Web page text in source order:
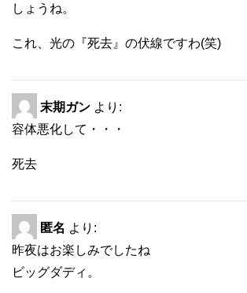
しょうね。
これ、光の『死去』の伏線ですわ(笑)
末期ガン より:
容体悪化して・・・
死去
匿名 より:
昨夜はお楽しみでしたね
ビッグダディ。